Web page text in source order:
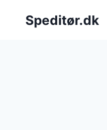
Speditør.dk